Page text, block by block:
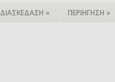
ΔΙΑΣΚΕΔΑΣΗ » ΠΕΡΙΗΓΗΣΗ »